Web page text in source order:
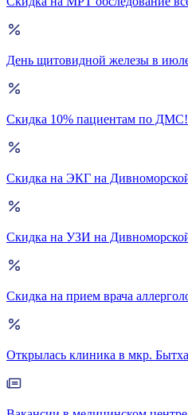
День щитовидной железы в
Скидка 10% пациентам по ДМС!
Скидка на ЭКГ на
Скидка на УЗИ на
Скидка на прием врача
Открылась клиника в мкр.